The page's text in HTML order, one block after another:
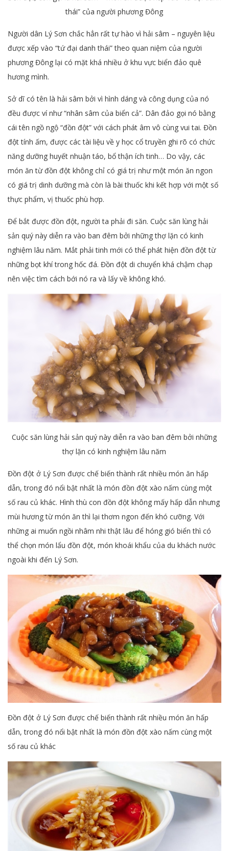
thái” của người phương Đông
Người dân Lý Sơn chắc hẳn rất tự hào vì hải sâm – nguyên liệu
được xếp vào “tứ đại danh thái” theo quan niệm của người
phương Đông lại có mặt khá nhiều ở khu vực biển đảo quê
hương mình.
Sở dĩ có tên là hải sâm bởi vì hình dáng và công dụng của nó
đều được ví như “nhân sâm của biển cả”. Dân đảo gọi nó bằng
cái tên ngồ ngộ “đồn đột” với cách phát âm vô cùng vui tai. Đồn
đột tính ấm, được các tài liệu về y học cổ truyền ghi rõ có chức
năng dưỡng huyết nhuận táo, bổ thận ích tinh… Do vậy, các
món ăn từ đồn đột không chỉ có giá trị như một món ăn ngon
có giá trị dinh dưỡng mà còn là bài thuốc khi kết hợp với một số
thực phẩm, vị thuốc phù hợp.
Để bắt được đồn đột, người ta phải đi săn. Cuộc săn lùng hải
sản quý này diễn ra vào ban đêm bởi những thợ lặn có kinh
nghiệm lâu năm. Mắt phải tinh mới có thể phát hiện đồn đột từ
những bọt khí trong hốc đá. Đồn đột di chuyển khá chậm chạp
nên việc tìm cách bới nó ra và lấy về không khó.
Cuộc săn lùng hải sản quý này diễn ra vào ban đêm bởi những
thợ lặn có kinh nghiệm lâu năm
Đồn đột ở Lý Sơn được chế biến thành rất nhiều món ăn hấp
dẫn, trong đó nổi bật nhất là món đồn đột xào nấm cùng một
số rau củ khác. Hình thù con đồn đột không mấy hấp dẫn nhưng
mùi hương từ món ăn thì lại thơm ngon đến khó cưỡng. Với
những ai muốn ngồi nhâm nhi thật lâu để hóng gió biển thì có
thể chọn món lẩu đồn đột, món khoái khẩu của du khách nước
ngoài khi đến Lý Sơn.
Đồn đột ở Lý Sơn được chế biến thành rất nhiều món ăn hấp
dẫn, trong đó nổi bật nhất là món đồn đột xào nấm cùng một
số rau củ khác